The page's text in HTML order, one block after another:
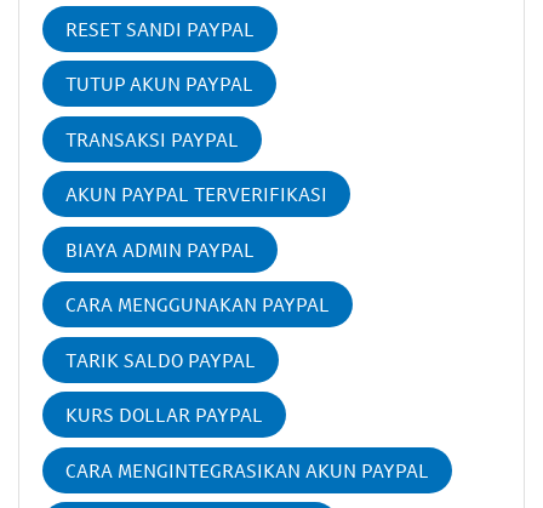
RESET SANDI PAYPAL
TUTUP AKUN PAYPAL
TRANSAKSI PAYPAL
AKUN PAYPAL TERVERIFIKASI
BIAYA ADMIN PAYPAL
CARA MENGGUNAKAN PAYPAL
TARIK SALDO PAYPAL
KURS DOLLAR PAYPAL
CARA MENGINTEGRASIKAN AKUN PAYPAL